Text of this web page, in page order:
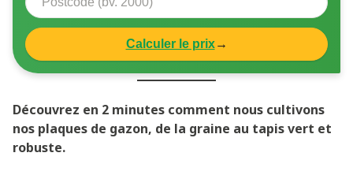
Calculer le prix→
Découvrez en 2 minutes comment nous cultivons
nos plaques de gazon, de la graine au tapis vert et
robuste.